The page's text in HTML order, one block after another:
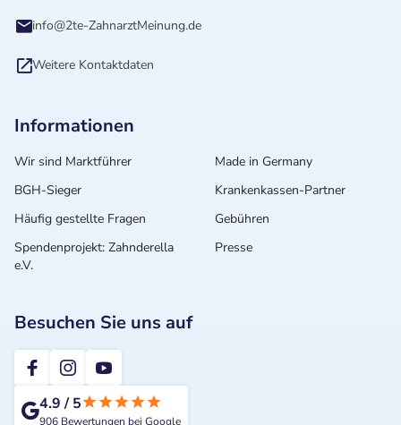
info@2te-ZahnarztMeinung.de
Weitere Kontaktdaten
Informationen
Wir sind Marktführer
Made in Germany
BGH-Sieger
Krankenkassen-Partner
Häufig gestellte Fragen
Gebühren
Spendenprojekt: Zahnderella
e.V.
Presse
Besuchen Sie uns auf
2te-ZahnarztMeinung
4.9/5
906 Bewertungen bei Google